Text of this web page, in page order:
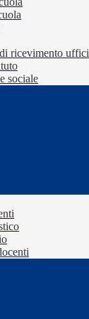
ricevimento uffici
sociale